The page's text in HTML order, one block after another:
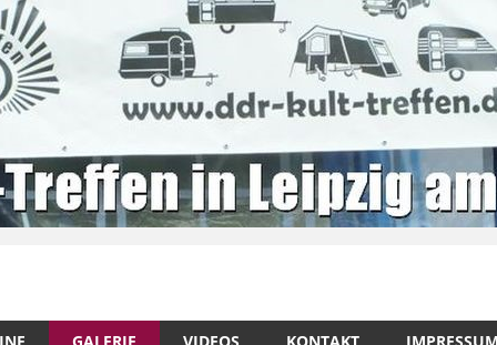
GALERIE VIDEOS KONTAKT